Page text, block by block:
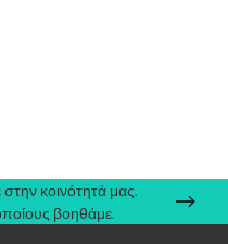
κοινότητά μας.
βοηθάμε.